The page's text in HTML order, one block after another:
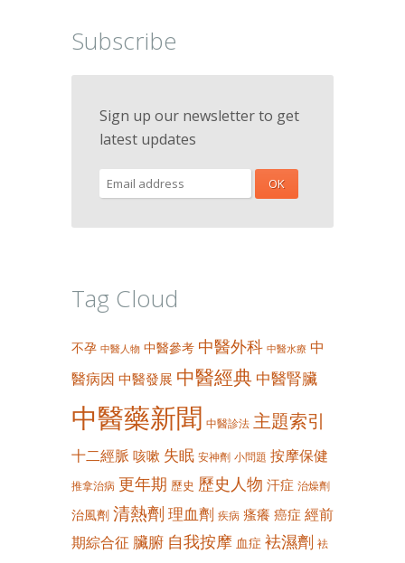
Subscribe
Sign up our newsletter to get
latest updates
Tag Cloud
不孕 中醫人物 中醫參考 中醫外科 中醫水療 中
醫病因 中醫發展 中醫經典 中醫腎臟
中醫藥新聞 中醫診法 主題索引
十二經脈 咳嗽 失眠 安神劑 小問題 按摩保健
推拿治病 更年期 歷史 歷史人物 汗症 治燥劑
治風劑 清熱劑 理血劑 疾病 瘙癢 癌症 經前
期綜合征 臟腑 自我按摩 血症 袪濕劑 袪